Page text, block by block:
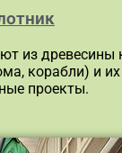
из древесины
корабли) и
проекты.